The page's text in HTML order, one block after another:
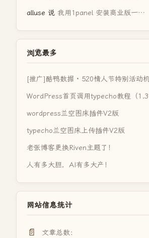
alluse 说 我用1panel 安装商业版一…
浏览最多
[推广]酷鸭数据 · 520情人节特别活动机
WordPress首页调用typecho教程（
wordpress兰空图床插件V2版
typecho兰空图床上传插件V2版
老张博客更换Riven主题了！
人有多大胆，AI有多大产！
网站信息统计
📄 文章总数：